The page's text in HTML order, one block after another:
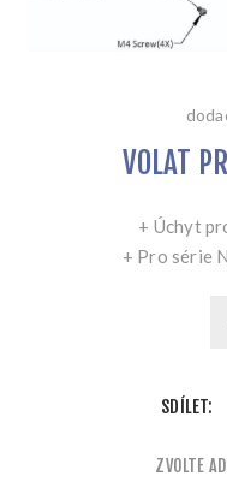
VOLAT
+ Úchyt
+ Pro série
SDÍLET:
ZVOLTE